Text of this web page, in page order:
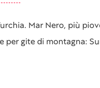
Mar Nero, più
gite di montagna: